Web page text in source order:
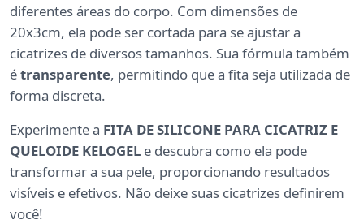
diferentes áreas do corpo. Com dimensões de
20x3cm, ela pode ser cortada para se ajustar a
cicatrizes de diversos tamanhos. Sua fórmula também
étransparente, permitindo que a fita seja utilizada de
forma discreta.
Experimente a FITA DE SILICONE PARA CICATRIZ E
QUELOIDE KELOGEL e descubra como ela pode
transformar a sua pele, proporcionando resultados
visíveis e efetivos. Não deixe suas cicatrizes definirem
você!